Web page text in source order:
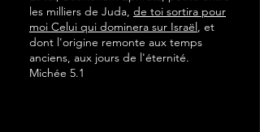
les milliers de Juda, de toi sortira pour
moi Celui qui dominera sur Israël, et
dont l'origine remonte aux temps
anciens, aux jours de l'éternité.
Michée 5.1